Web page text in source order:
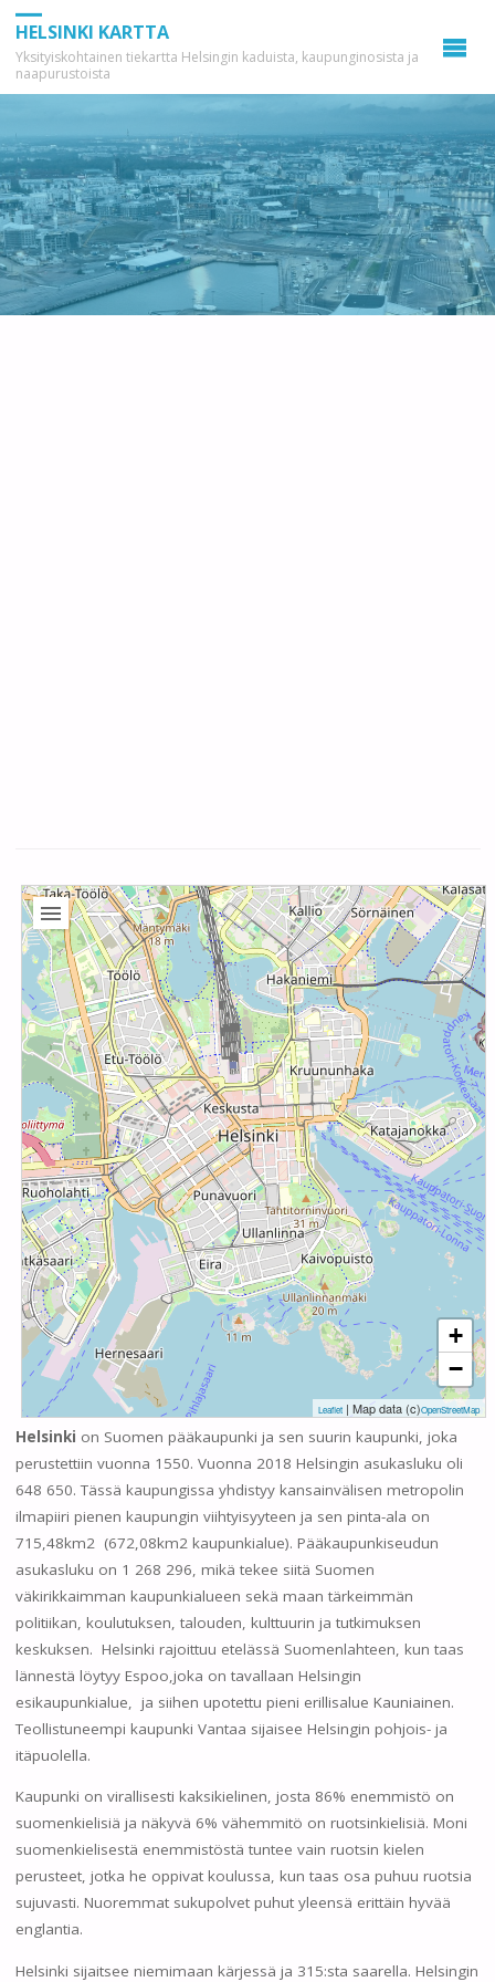
HELSINKI KARTTA
Yksityiskohtainen tiekartta Helsingin kaduista, kaupunginosista ja
naapurustoista
+
−
Leaflet| Map data (c)OpenStreetMap
Helsinki on Suomen pääkaupunki ja sen suurin kaupunki, joka
perustettiin vuonna 1550. Vuonna 2018 Helsingin asukasluku oli
648 650. Tässä kaupungissa yhdistyy kansainvälisen metropolin
ilmapiiri pienen kaupungin viihtyisyyteen ja sen pinta-ala on
715,48km2 (672,08km2 kaupunkialue). Pääkaupunkiseudun
asukasluku on 1 268 296, mikä tekee siitä Suomen
väkirikkaimman kaupunkialueen sekä maan tärkeimmän
politiikan, koulutuksen, talouden, kulttuurin ja tutkimuksen
keskuksen. Helsinki rajoittuu etelässä Suomenlahteen, kun taas
lännestä löytyy Espoo,joka on tavallaan Helsingin
esikaupunkialue, ja siihen upotettu pieni erillisalue Kauniainen.
Teollistuneempi kaupunki Vantaa sijaisee Helsingin pohjois- ja
itäpuolella.
Kaupunki on virallisesti kaksikielinen, josta 86% enemmistö on
suomenkielisiä ja näkyvä 6% vähemmitö on ruotsinkielisiä. Moni
suomenkielisestä enemmistöstä tuntee vain ruotsin kielen
perusteet, jotka he oppivat koulussa, kun taas osa puhuu ruotsia
sujuvasti. Nuoremmat sukupolvet puhut yleensä erittäin hyvää
englantia.
Helsinki sijaitsee niemimaan kärjessä ja 315:sta saarella. Helsingin